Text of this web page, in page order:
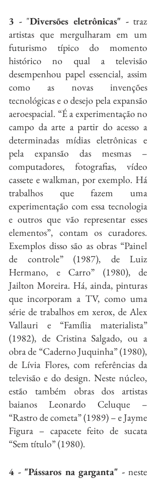
3 - "Diversões eletrônicas" - traz
artistas que mergulharam em um
futurismo típico do momento
histórico no qual a televisão
desempenhou papel essencial, assim
como as novas invenções
tecnológicas e o desejo pela expansão
aeroespacial. “É a experimentação no
campo da arte a partir do acesso a
determinadas mídias eletrônicas e
pela expansão das mesmas –
computadores, fotografias, vídeo
cassete e walkman, por exemplo. Há
trabalhos que fazem uma
experimentação com essa tecnologia
e outros que vão representar esses
elementos”, contam os curadores.
Exemplos disso são as obras “Painel
de controle” (1987), de Luiz
Hermano, e Carro” (1980), de
Jailton Moreira. Há, ainda, pinturas
que incorporam a TV, como uma
série de trabalhos em xerox, de Alex
Vallauri e “Família materialista”
(1982), de Cristina Salgado, ou a
obra de “Caderno Juquinha” (1980),
de Lívia Flores, com referências da
televisão e do design. Neste núcleo,
estão também obras dos artistas
baianos Leonardo Celuque –
“Rastro de cometa” (1989) – e Jayme
Figura – capacete feito de sucata
“Sem título” (1980).
4 - "Pássaros na garganta" - neste